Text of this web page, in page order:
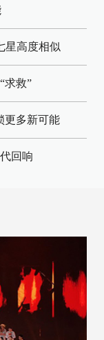
星高度相似
求救”
更多新可能
回响